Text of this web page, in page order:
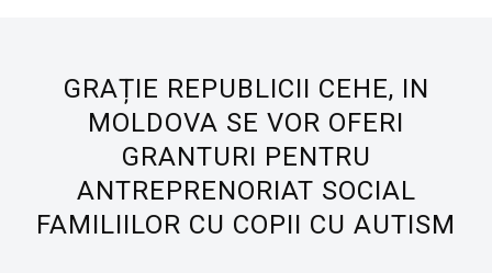
GRAȚIE REPUBLICII CEHE, IN
MOLDOVA SE VOR OFERI
GRANTURI PENTRU
ANTREPRENORIAT SOCIAL
FAMILIILOR CU COPII CU AUTISM